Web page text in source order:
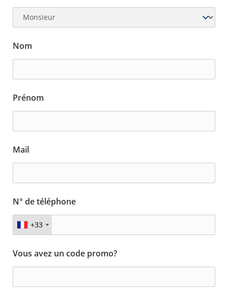
Nom
Prénom
Mail
N° de téléphone
+33
+33
Vous avez un code promo?